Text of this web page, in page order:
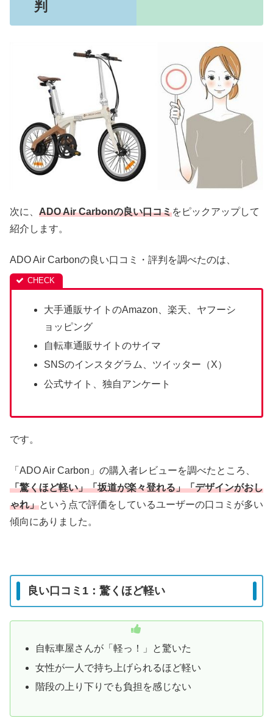
判
次に、 ADO Air Carbonの良い口コミをピックアップして
紹介します。
ADO Air Carbonの良い口コミ・評判を調べたのは、
大手通販サイトのAmazon、楽天、ヤフーシ
ョッピング
自転車通販サイトのサイマ
SNSのインスタグラム、ツイッター（X）
公式サイト、独自アンケート
です。
「ADO Air Carbon」の購入者レビューを調べたところ、
「驚くほど軽い」「坂道が楽々登れる」「デザインがおし
ゃれ」という点で評価をしているユーザーの口コミが多い
傾向にありました。
良い口コミ1：驚くほど軽い
自転車屋さんが「軽っ！」と驚いた
女性が一人で持ち上げられるほど軽い
階段の上り下りでも負担を感じない